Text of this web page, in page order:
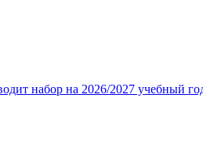
набор на 2026/2027 учебный